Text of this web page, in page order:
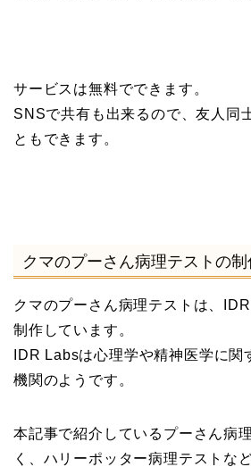
サービスは無料でできます。
SNSで共有も出来るので、友人同
ともできます。
クマのプーさん病理テストの
クマのプーさん病理テストは、
制作しています。
IDR Labsは心理学や精神医学に関
機関のようです。
本記事で紹介しているプーさん病
く、ハリーポッター病理テストな